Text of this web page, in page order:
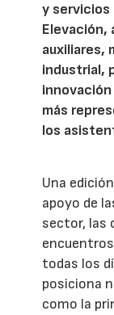
y servicios
Elevación,
auxiliares,
industrial,
más
los
Una
apoyo de
sector, las
todas los
posiciona
como la